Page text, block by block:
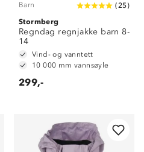
Barn (25)
Stormberg
Regndag regnjakke barn 8-
14
Vind- og vanntett
10 000 mm vannsøyle
299,-